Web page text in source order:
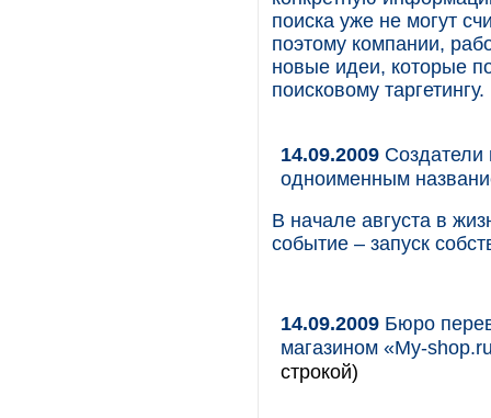
поиска уже не могут
поэтому компании,
новые идеи, которые
поисковому таргетингу.
14.09.2009 Создатели
одноименным
В начале августа в
событие – запуск
14.09.2009 Бюро
магазином «My-
строкой)